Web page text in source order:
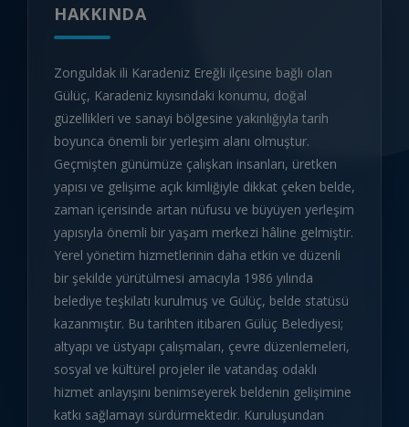
HAKKINDA
Zonguldak ili Karadeniz Ereğli ilçesine bağlı olan
Gülüç, Karadeniz kıyısındaki konumu, doğal
güzellikleri ve sanayi bölgesine yakınlığıyla tarih
boyunca önemli bir yerleşim alanı olmuştur.
Geçmişten günümüze çalışkan insanları, üretken
yapısı ve gelişime açık kimliğiyle dikkat çeken belde,
zaman içerisinde artan nüfusu ve büyüyen yerleşim
yapısıyla önemli bir yaşam merkezi hâline gelmiştir.
Yerel yönetim hizmetlerinin daha etkin ve düzenli
bir şekilde yürütülmesi amacıyla 1986 yılında
belediye teşkilatı kurulmuş ve Gülüç, belde statüsü
kazanmıştır. Bu tarihten itibaren Gülüç Belediyesi;
altyapı ve üstyapı çalışmaları, çevre düzenlemeleri,
sosyal ve kültürel projeler ile vatandaş odaklı
hizmet anlayışını benimseyerek beldenin gelişimine
katkı sağlamayı sürdürmektedir. Kuruluşundan